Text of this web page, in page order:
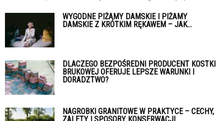
WYGODNE PIŻAMY DAMSKIE I PIŻAMY
DAMSKIE Z KRÓTKIM RĘKAWEM – JAK...
DLACZEGO BEZPOŚREDNI PRODUCENT KOSTKI
BRUKOWEJ OFERUJE LEPSZE WARUNKI I
DORADZTWO?
NAGROBKI GRANITOWE W PRAKTYCE – CECHY,